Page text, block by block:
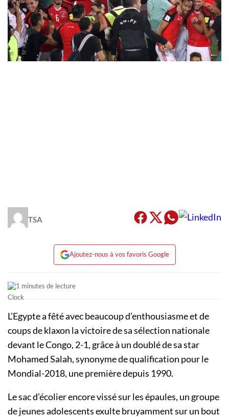
TSA
Ajoutez-nous à vos favoris Google
1 minutes de lecture
L’Egypte a fêté avec beaucoup d’enthousiasme et de
coups de klaxon la victoire de sa sélection nationale
devant le Congo, 2-1, grâce à un doublé de sa star
Mohamed Salah, synonyme de qualification pour le
Mondial-2018, une première depuis 1990.
Le sac d’écolier encore vissé sur les épaules, un groupe
de jeunes adolescents exulte bruyamment sur un bout